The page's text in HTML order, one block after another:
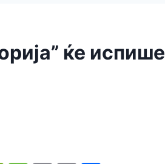
ќе испише